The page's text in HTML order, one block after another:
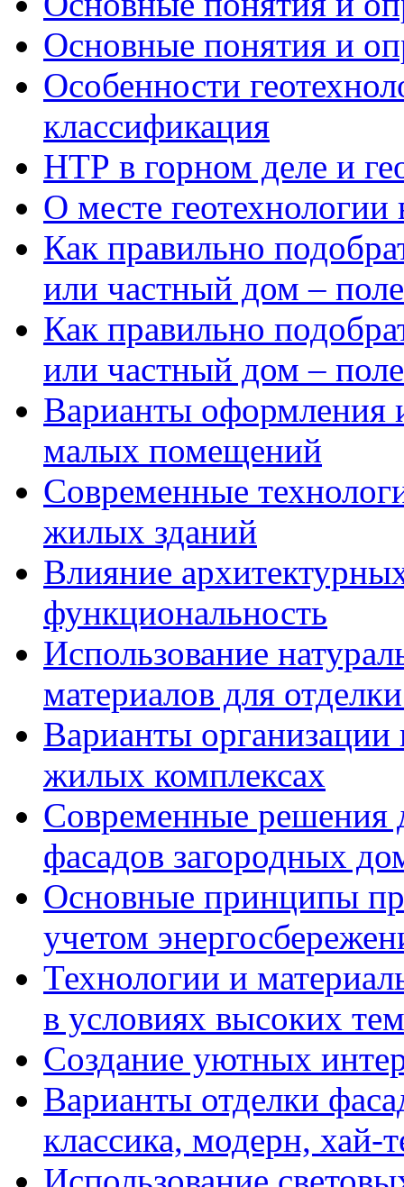
Основные понятия и
Особенности
классификация
НТР в горном деле и
О месте
Как правильно
или частный дом –
Как правильно
или частный дом –
Варианты оформления
малых помещений
Современные
жилых зданий
Влияние
функциональность
Использование
материалов для
Варианты организации
жилых комплексах
Современные решения
фасадов загородных
Основные принципы
учетом
Технологии и
в условиях высоких
Создание уютных
Варианты отделки
классика, модерн, хай-